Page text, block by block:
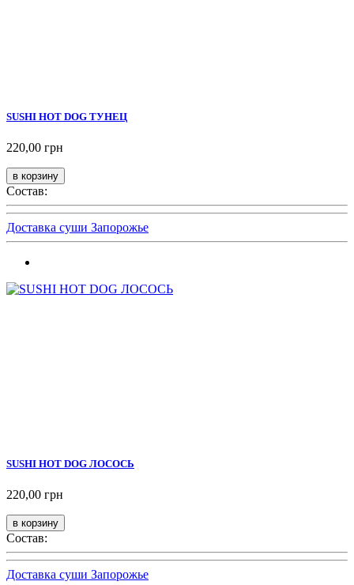
SUSHI HOT DOG ТУНЕЦ
220,00 грн
Состав:
Доставка суши Запорожье
SUSHI HOT DOG ЛОСОСЬ
220,00 грн
Состав:
Доставка суши Запорожье